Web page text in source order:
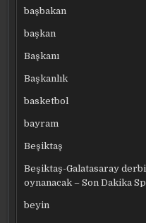
başbakan
başkan
Başkanı
Başkanlık
basketbol
bayram
Beşiktaş
Beşiktaş-Galatasaray
oynanacak – Son Dakika
beyin